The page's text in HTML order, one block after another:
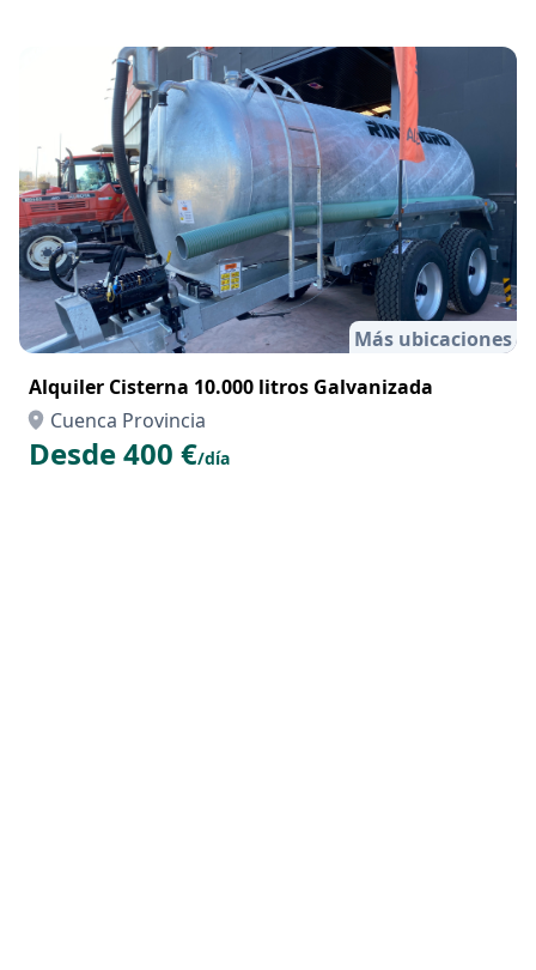
Más ubicaciones
Alquiler Cisterna 10.000 litros Galvanizada
Cuenca Provincia
Desde 400 €/día